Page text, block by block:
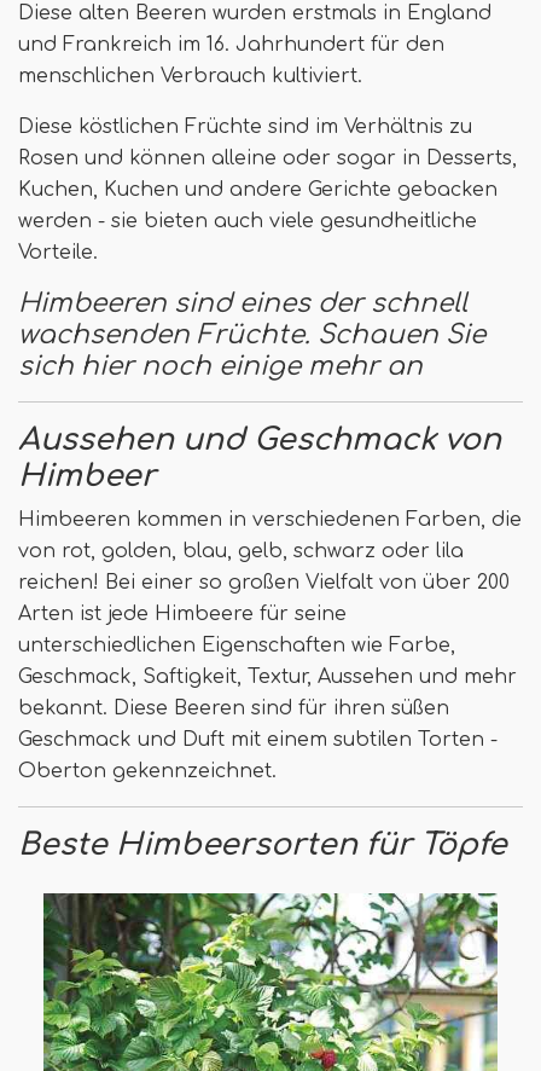
Diese alten Beeren wurden erstmals in England
und Frankreich im 16. Jahrhundert für den
menschlichen Verbrauch kultiviert.
Diese köstlichen Früchte sind im Verhältnis zu
Rosen und können alleine oder sogar in Desserts,
Kuchen, Kuchen und andere Gerichte gebacken
werden - sie bieten auch viele gesundheitliche
Vorteile.
Himbeeren sind eines der schnell
wachsenden Früchte. Schauen Sie
sich hier noch einige mehr an
Aussehen und Geschmack von
Himbeer
Himbeeren kommen in verschiedenen Farben, die
von rot, golden, blau, gelb, schwarz oder lila
reichen! Bei einer so großen Vielfalt von über 200
Arten ist jede Himbeere für seine
unterschiedlichen Eigenschaften wie Farbe,
Geschmack, Saftigkeit, Textur, Aussehen und mehr
bekannt. Diese Beeren sind für ihren süßen
Geschmack und Duft mit einem subtilen Torten -
Oberton gekennzeichnet.
Beste Himbeersorten für Töpfe